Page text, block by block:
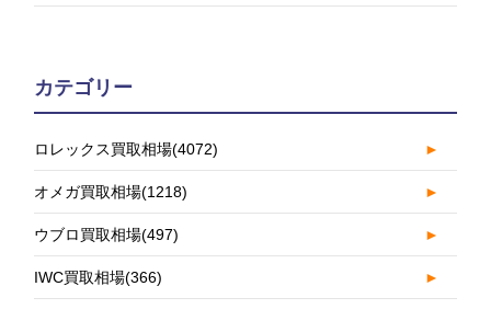
カテゴリー
ロレックス買取相場(4072) ►
オメガ買取相場(1218) ►
ウブロ買取相場(497) ►
IWC買取相場(366) ►